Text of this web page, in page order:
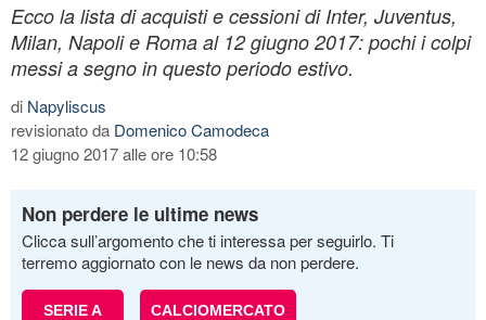
Ecco la lista di acquisti e cessioni di Inter, Juventus,
Milan, Napoli e Roma al 12 giugno 2017: pochi i colpi
messi a segno in questo periodo estivo.
di Napyliscus
revisionato da Domenico Camodeca
12 giugno 2017 alle ore 10:58
Non perdere le ultime news
Clicca sull’argomento che ti interessa per seguirlo. Ti
terremo aggiornato con le news da non perdere.
SERIE A CALCIOMERCATO